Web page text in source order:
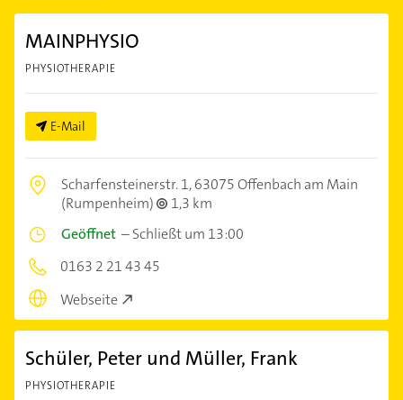
MAINPHYSIO
PHYSIOTHERAPIE
E-Mail
Scharfensteinerstr. 1,63075 Offenbach am Main
(Rumpenheim)
1,3 km
Geöffnet –Schließt um 13:00
0163 2 21 43 45
Webseite
Schüler, Peter und Müller, Frank
PHYSIOTHERAPIE